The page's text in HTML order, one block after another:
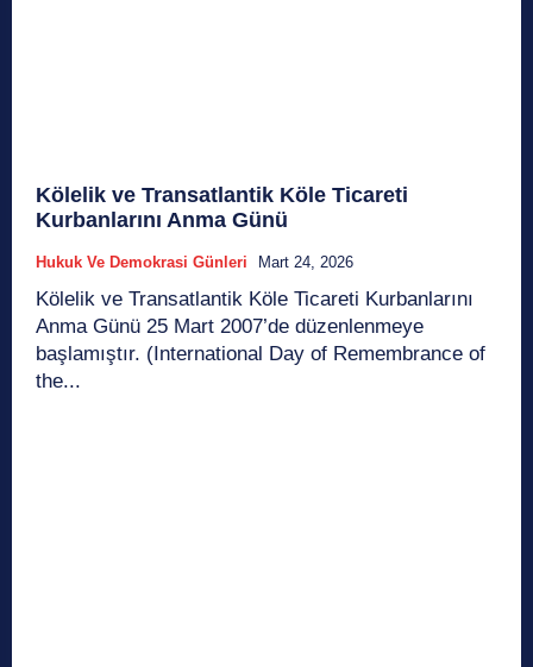
Kölelik ve Transatlantik Köle Ticareti
Kurbanlarını Anma Günü
Hukuk Ve Demokrasi Günleri Mart 24, 2026
Kölelik ve Transatlantik Köle Ticareti Kurbanlarını
Anma Günü 25 Mart 2007’de düzenlenmeye
başlamıştır. (International Day of Remembrance of
the...